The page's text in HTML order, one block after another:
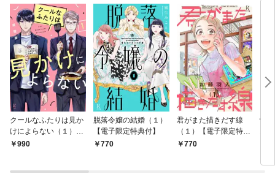
クールなふたりは見か
けによらない（１）
【電子限定特典付】
990
脱落令嬢の結婚（１）
【電子限定特典付】
770
君がまた描きだす線
（１）【電子限定特典
付】770
情